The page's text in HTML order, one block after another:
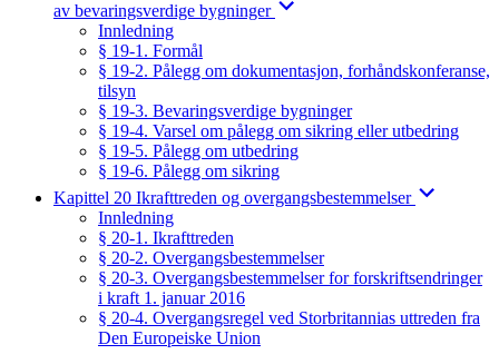
av bevaringsverdige bygninger
Innledning
§ 19-1. Formål
§ 19-2. Pålegg om dokumentasjon, forhåndskonferanse,
tilsyn
§ 19-3. Bevaringsverdige bygninger
§ 19-4. Varsel om pålegg om sikring eller utbedring
§ 19-5. Pålegg om utbedring
§ 19-6. Pålegg om sikring
Kapittel 20 Ikrafttreden og overgangsbestemmelser
Innledning
§ 20-1. Ikrafttreden
§ 20-2. Overgangsbestemmelser
§ 20-3. Overgangsbestemmelser for forskriftsendringer
i kraft 1. januar 2016
§ 20-4. Overgangsregel ved Storbritannias uttreden fra
Den Europeiske Union